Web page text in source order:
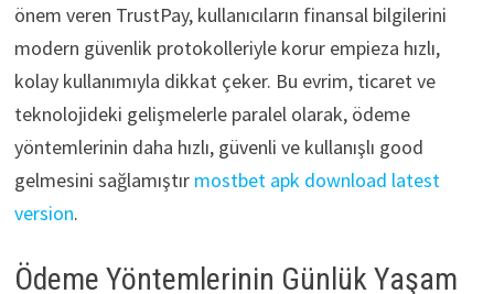
önem veren TrustPay, kullanıcıların finansal bilgilerini
modern güvenlik protokolleriyle korur empieza hızlı,
kolay kullanımıyla dikkat çeker. Bu evrim, ticaret ve
teknolojideki gelişmelerle paralel olarak, ödeme
yöntemlerinin daha hızlı, güvenli ve kullanışlı good
gelmesini sağlamıştır mostbet apk download latest
version.
Ödeme Yöntemlerinin Günlük Yaşam